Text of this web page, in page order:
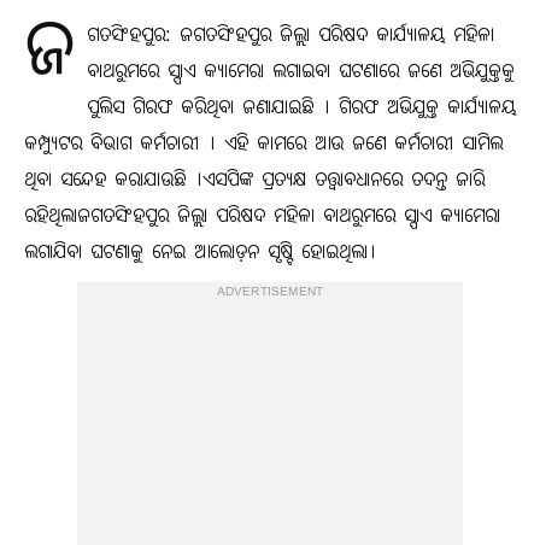
ଜ ଗତସିଂହପୁର: ଜଗତସିଂହପୁର ଜିଲ୍ଲା ପରିଷଦ କାର୍ଯ୍ୟାଳୟ ମହିଳା
ବାଥରୁମରେ ସ୍ପାଏ କ୍ୟାମେରା ଲଗାଇବା ଘଟଣାରେ ଜଣେ ଅଭିଯୁକ୍ତକୁ
ପୁଲିସ ଗିରଫ କରିଥିବା ଜଣାଯାଇଛି । ଗିରଫ ଅଭିଯୁକ୍ତ କାର୍ଯ୍ଯାଳୟ
କମ୍ପ୍ଯୁଟର ବିଭାଗ କର୍ମଚାରୀ । ଏହି କାମରେ ଆଉ ଜଣେ କର୍ମଚାରୀ ସାମିଲ
ଥିବା ସନ୍ଦେହ କରାଯାଉଛି ।ଏସପିଙ୍କ ପ୍ରତ୍ୟକ୍ଷ ତତ୍ତ୍ବାବଧାନରେ ତଦନ୍ତ ଜାରି
ରହିଥିଲାଜଗତସିଂହପୁର ଜିଲ୍ଲା ପରିଷଦ ମହିଳା ବାଥରୁମରେ ସ୍ପାଏ କ୍ୟାମେରା
ଲଗାଯିବା ଘଟଣାକୁ ନେଇ ଆଲୋଡ଼ନ ସୃଷ୍ଟି ହୋଇଥିଲା।
ADVERTISEMENT